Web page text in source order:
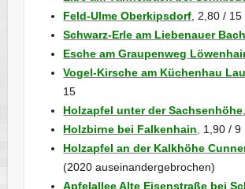
Feld-Ulme Oberkipsdorf , 2,80 / 15
Schwarz-Erle am Liebenauer Bach
Esche am Graupenweg
Vogel-Kirsche am Küchenhau
15
Holzapfel unter der Sachsenhöhe
Holzbirne bei Falkenhain
1,90 / 9
Holzapfel an der Kalkhöhe
(2020 auseinandergebrochen)
Apfelallee Alte Eisenstraße bei